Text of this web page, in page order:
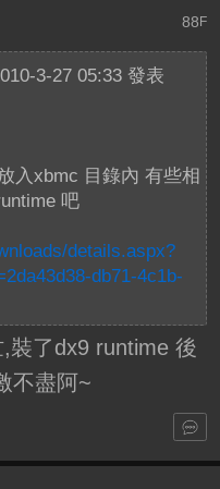
88F
3-27 05:33 發表
入xbmc 目錄內 有些相
吧
details.aspx?
db71-4c1b-
裝了dx9 runtime 後
不盡阿~